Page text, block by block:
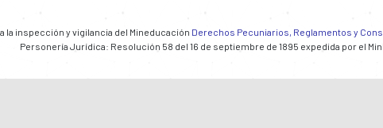
inspección y vigilancia del Mineducación Derechos Pecuniarios, Reglamentos y
Personería Jurídica: Resolución 58 del 16 de septiembre de 1895 expedida por el